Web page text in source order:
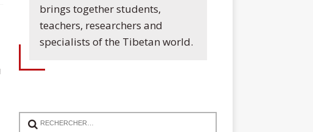
brings together students,
teachers, researchers and
specialists of the Tibetan world.